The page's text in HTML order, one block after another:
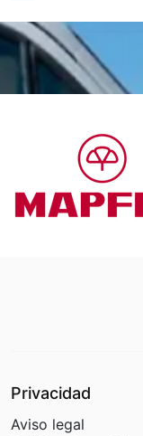
Privacidad
Aviso legal